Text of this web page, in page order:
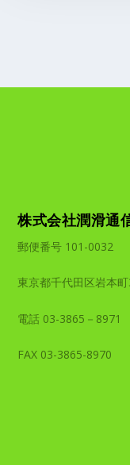
株式会社潤滑通
郵便番号 101-0032
東京都千代田区岩本
電話 03-3865－8971
FAX 03-3865-8970